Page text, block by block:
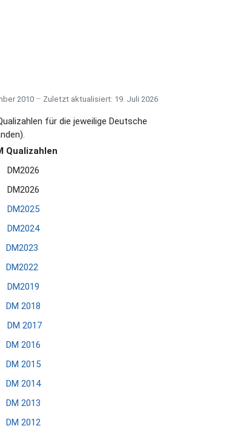
2010 Zuletzt aktualisiert: 19. Juli 2026
für die jeweilige Deutsche
Qualizahlen
DM2026
DM2026
DM2025
DM2024
DM2023
DM2022
DM2019
DM 2018
DM 2017
DM 2016
DM 2015
DM 2014
DM 2013
DM 2012